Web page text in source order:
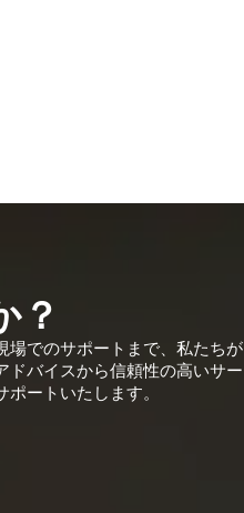
？
場でのサポートまで、私たちが
ドバイスから信頼性の高いサー
ートいたします。